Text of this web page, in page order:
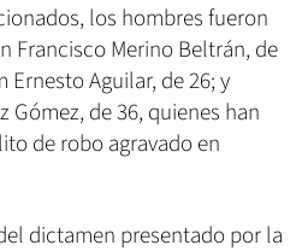
los hombres fueron
Francisco Merino Beltrán, de
Ernesto Aguilar, de 26; y
de 36, quienes han
de robo agravado en
dictamen presentado por la